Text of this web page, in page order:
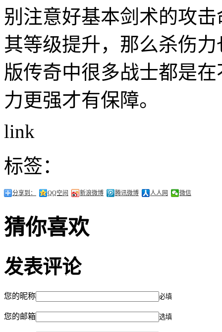
别注意好基本剑术的攻
其等级提升，那么杀伤
版传奇中很多战士都是
力更强才有保障。
link
标签：
分享到： QQ空间 新浪微博 腾讯微博 人人网 微信
猜你喜欢
发表评论
您的昵称 必填
您的邮箱 选填